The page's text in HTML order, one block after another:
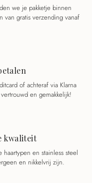
we je pakketje binnen
van gratis verzending vanaf
of achteraf via Klarna
en gemakkelijk!
kwaliteit
en stainless steel
en nikkelvrij zijn.